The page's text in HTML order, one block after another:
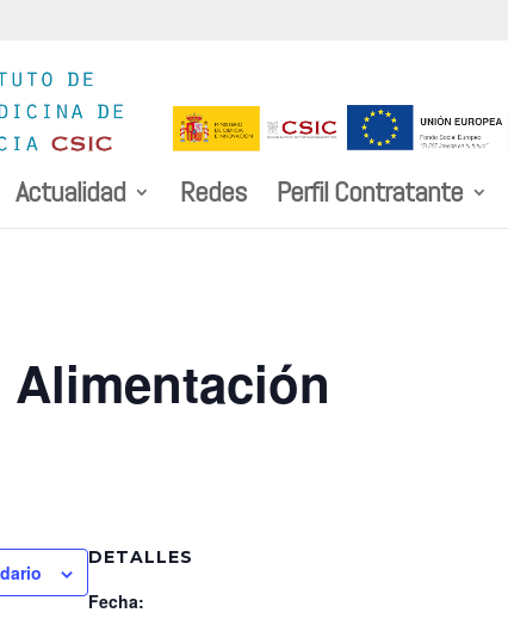
Actualidad Redes Perfil Contratante
Alimentación
DETALLES
Fecha: